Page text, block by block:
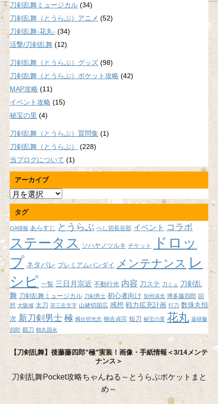
刀剣乱舞ミュージカル (34)
刀剣乱舞（とうらぶ）アニメ (52)
刀剣乱舞-花丸- (34)
活撃/刀剣乱舞 (12)
刀剣乱舞（とうらぶ）グッズ (98)
刀剣乱舞（とうらぶ）ポケット攻略 (42)
MAP攻略 (11)
イベント攻略 (15)
秘宝の里 (4)
刀剣乱舞（とうらぶ）質問集 (1)
刀剣乱舞（とうらぶ）
(228)
当ブログについて (1)
アーカイブ
ア
ー
カ
イ
ブ
タグ
OA情報 あらすじ とうらぶ へし切長谷部 イベント コラボ
ステータス ソハヤノツルキ チケット
ドロッ
プ ネタバレ プレミアムバンダイ メンテナンス レ
シピ 一覧 三日月宗近 不動行光 内容 刀ステ 刀ミュ
刀剣乱
舞 刀剣乱舞ミュージカル 刀剣男士 初心者向け 加州清光 博多藤四郎 回
想 大阪城 太刀 宗三左文字 山姥切国広 感想 戦力拡充計画 打刀 数珠丸恒
次 新刀剣男士 極 燭台切光忠 物吉貞宗 短刀 秘宝の里 花丸 薬研藤
四郎 鍛刀 鶴丸国永
【刀剣乱舞】後藤藤四郎”極”実装！画像・手紙情報＜3/14メンテ
ナンス＞
刀剣乱舞Pocket攻略ちゃんねる～とうらぶポケットまと
め～